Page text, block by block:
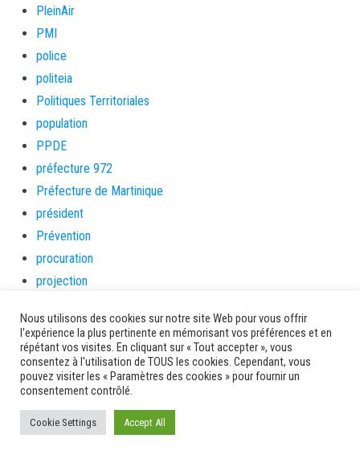
PleinAir
PMI
police
politeia
Politiques Territoriales
population
PPDE
préfecture 972
Préfecture de Martinique
président
Prévention
procuration
projection
Protection Maternelle & Infantile
protegez-vous
psychologue
QUALITE
qualité des eaux
qualité des eaux de baignade
Nous utilisons des cookies sur notre site Web pour vous offrir
l'expérience la plus pertinente en mémorisant vos préférences et en
répétant vos visites. En cliquant sur « Tout accepter », vous
consentez à l'utilisation de TOUS les cookies. Cependant, vous
pouvez visiter les « Paramètres des cookies » pour fournir un
consentement contrôlé.
Cookie Settings Accept All